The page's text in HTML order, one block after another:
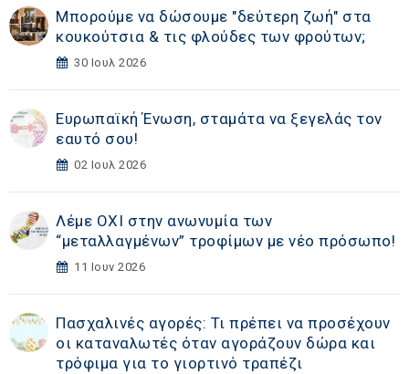
Μπορούμε να δώσουμε "δεύτερη ζωή" στα
κουκούτσια & τις φλούδες των φρούτων;
30 Ιουλ 2026
Ευρωπαϊκή Ένωση, σταμάτα να ξεγελάς τον
εαυτό σου!
02 Ιουλ 2026
Λέμε ΟΧΙ στην ανωνυμία των
“μεταλλαγμένων” τροφίμων με νέο πρόσωπο!
11 Ιουν 2026
Πασχαλινές αγορές: Τι πρέπει να προσέχουν
οι καταναλωτές όταν αγοράζουν δώρα και
τρόφιμα για το γιορτινό τραπέζι